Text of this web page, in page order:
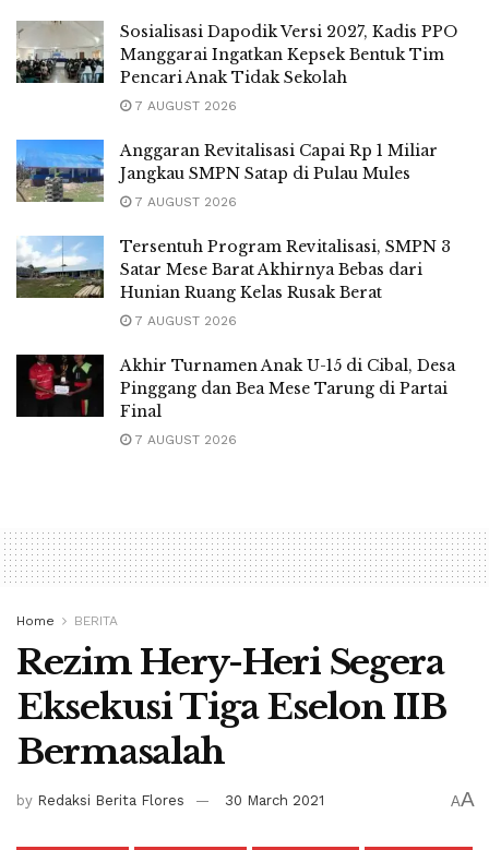
Sosialisasi Dapodik Versi 2027, Kadis PPO
Manggarai Ingatkan Kepsek Bentuk Tim
Pencari Anak Tidak Sekolah
7 AUGUST 2026
Anggaran Revitalisasi Capai Rp 1 Miliar
Jangkau SMPN Satap di Pulau Mules
7 AUGUST 2026
Tersentuh Program Revitalisasi, SMPN 3
Satar Mese Barat Akhirnya Bebas dari
Hunian Ruang Kelas Rusak Berat
7 AUGUST 2026
Akhir Turnamen Anak U-15 di Cibal, Desa
Pinggang dan Bea Mese Tarung di Partai
Final
7 AUGUST 2026
Home BERITA
Rezim Hery-Heri Segera
Eksekusi Tiga Eselon IIB
Bermasalah
by Redaksi Berita Flores 30 March 2021 AA